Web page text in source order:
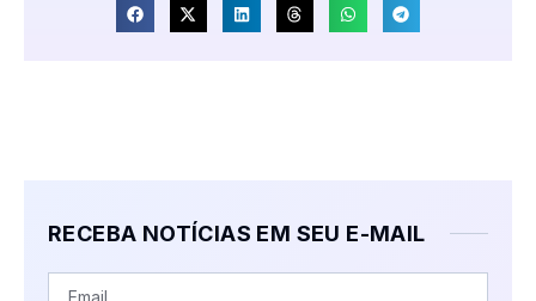
RECEBA NOTÍCIAS EM SEU E-MAIL